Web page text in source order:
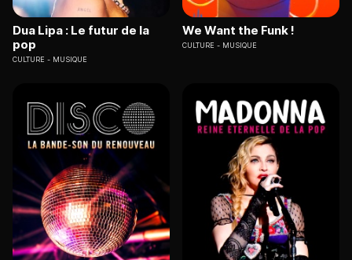
Dua Lipa : Le futur de la
pop
CULTURE MUSIQUE
We Want the Funk !
CULTURE MUSIQUE